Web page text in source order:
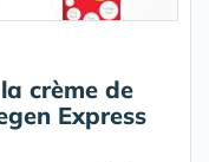
crème de
Express